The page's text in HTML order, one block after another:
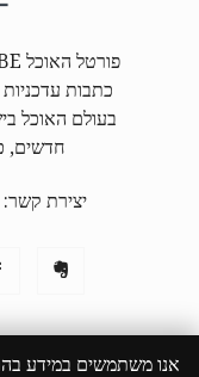
כתבות
בעולם האוכל
חדשים,
יצירת
אנו משתמשים במידע